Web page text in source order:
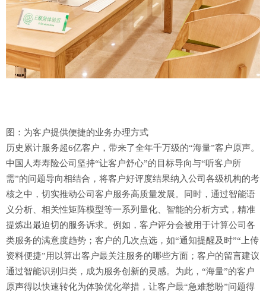
图：为客户提供便捷的业务办理方式
历史累计服务超6亿客户，带来了全年千万级的“海量”客户原声。
中国人寿寿险公司坚持“让客户舒心”的目标导向与“听客户所
需”的问题导向相结合，将客户好评度结果纳入公司各级机构的考
核之中，切实推动公司客户服务高质量发展。同时，通过智能语
义分析、相关性矩阵模型等一系列量化、智能的分析方式，精准
提炼出最迫切的服务诉求。例如，客户评分会被用于计算公司各
类服务的满意度趋势；客户的几次点选，如“通知提醒及时”“上传
资料便捷”用以算出客户最关注服务的哪些方面；客户的留言建议
通过智能识别归类，成为服务创新的灵感。为此，“海量”的客户
原声得以快速转化为体验优化举措，让客户最“急难愁盼”问题得